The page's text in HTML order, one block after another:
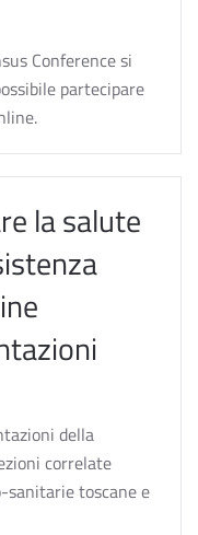
Conference si
partecipare
la salute
della
correlate
sanitarie toscane e